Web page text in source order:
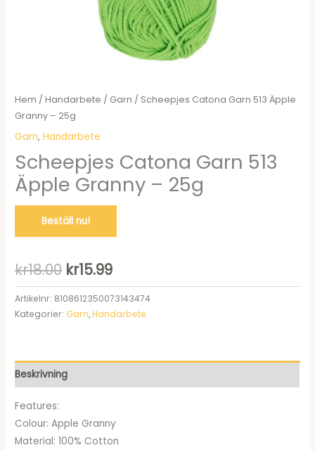
Hem /Handarbete / Garn / Scheepjes Catona Garn 513 Äpple
Granny – 25g
Garn,Handarbete
Scheepjes Catona Garn 513
Äpple Granny – 25g
Beställ nu!
kr18.00 Det
ursprungliga
priset
kr18.00.
kr15.99Det
nuvarande
priset
Artikelnr: 8108612350073143474
Kategorier: Garn,Handarbete
Beskrivning
Features:
Colour: Apple Granny
Material: 100% Cotton